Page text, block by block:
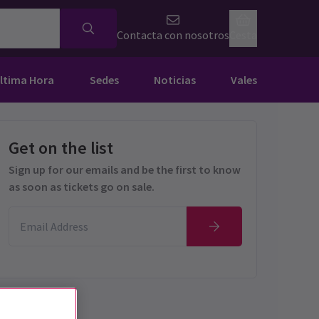
Contacta con nosotros
Hora Sedes Noticias Vales
Get on the list
Sign up for our emails and be the first to know
as soon as tickets go on sale.